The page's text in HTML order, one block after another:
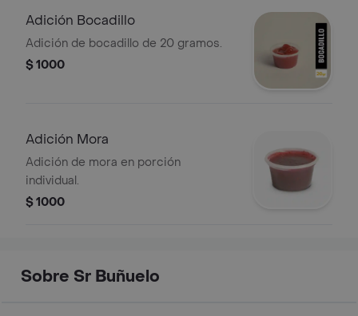
Adición Bocadillo
Adición de bocadillo de 20 gramos.
$ 1000
Adición Mora
Adición de mora en porción
individual.
$ 1000
Sobre Sr Buñuelo